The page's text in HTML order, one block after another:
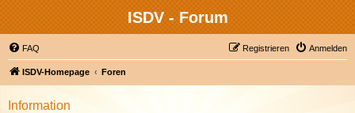
ISDV - Forum
FAQ Anmelden
Registrieren
ISDV-Homepage Foren
Information